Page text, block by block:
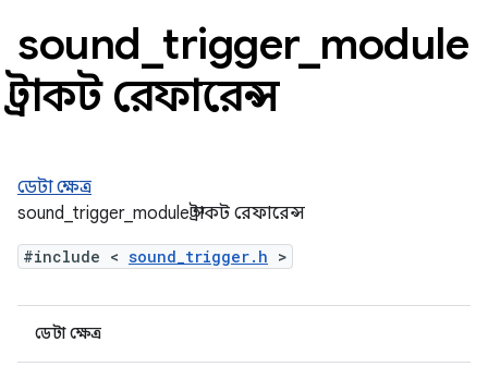
sound trigger_ module
স্ট্রাকট রেফারেন্স
ডেটা ক্ষেত্র
sound_trigger_module স্ট্রাকট রেফারেন্স
#include < sound_trigger.h >
ডেটা ক্ষেত্র